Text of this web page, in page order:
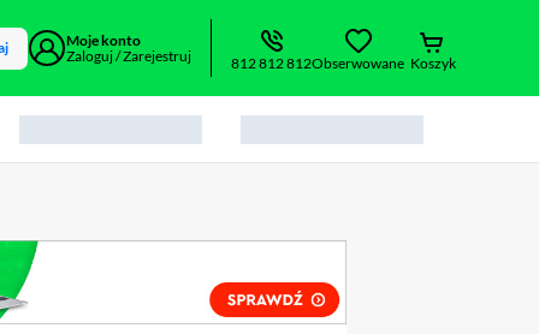
Moje konto
Zaloguj / Zarejestruj
812 812 812Obserwowane Koszyk